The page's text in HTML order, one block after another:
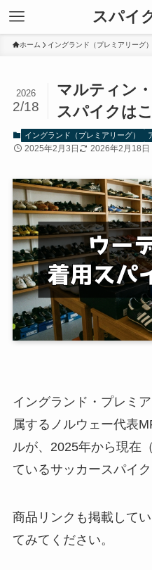
スパイ
ホーム イングランド（プレミアリーグ）
マルティン
スパイクはこ
2026
2/18
イングランド（プレミアリーグ）
2025年2月3日 2026年2月18日
イングランド・プレミ
属するノルウェー代表
ルが、2025年から現在
ているサッカースパイク
商品リンクも掲載して
てみてください。